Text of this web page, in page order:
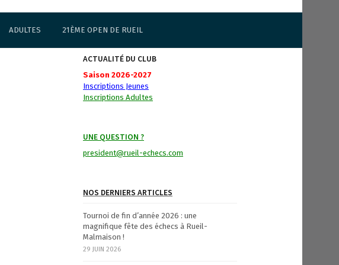
ADULTES 21ÈME OPEN DE RUEIL
ACTUALITÉ DU CLUB
Saison 2026-2027
Inscriptions Jeunes
Inscriptions Adultes
UNE QUESTION ?
president@rueil-echecs.com
NOS DERNIERS ARTICLES
Tournoi de fin d’année 2026 : une
magnifique fête des échecs à Rueil-
Malmaison !
29 JUIN 2026